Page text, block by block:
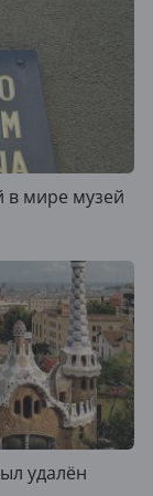
в мире музей
удалён